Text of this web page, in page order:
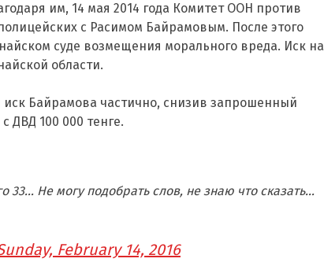
им, 14 мая 2014 года Комитет ООН против
с Расимом Байрамовым. После этого
суде возмещения морального вреда. Иск на
области.
иск Байрамова частично, снизив запрошенный
ДВД 100 000 тенге.
33… Не могу подобрать слов, не знаю что сказать…
February 14, 2016